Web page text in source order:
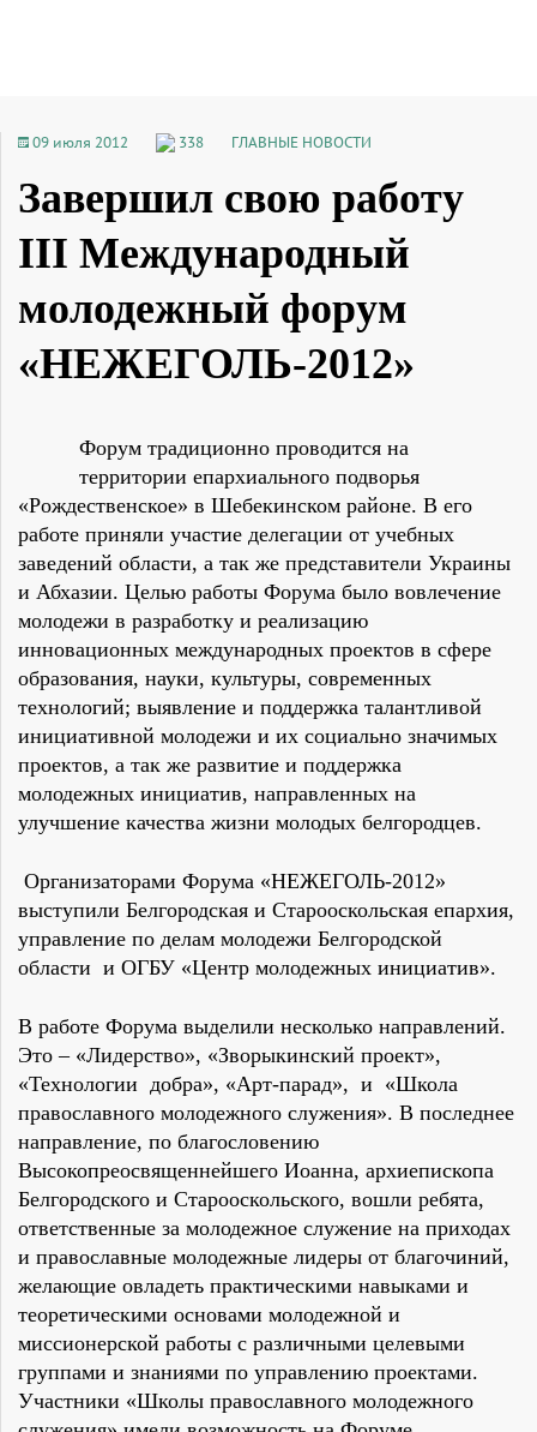
09 июля 2012 338 ГЛАВНЫЕ НОВОСТИ
Завершил свою работу
III Международный
молодежный форум
«НЕЖЕГОЛЬ-2012»
Форум традиционно проводится на
территории епархиального подворья
«Рождественское» в Шебекинском районе. В его
работе приняли участие делегации от учебных
заведений области, а так же представители Украины
и Абхазии. Целью работы Форума было вовлечение
молодежи в разработку и реализацию
инновационных международных проектов в сфере
образования, науки, культуры, современных
технологий; выявление и поддержка талантливой
инициативной молодежи и их социально значимых
проектов, а так же развитие и поддержка
молодежных инициатив, направленных на
улучшение качества жизни молодых белгородцев.
Организаторами Форума «НЕЖЕГОЛЬ-2012»
выступили Белгородская и Старооскольская епархия,
управление по делам молодежи Белгородской
области и ОГБУ «Центр молодежных инициатив».
В работе Форума выделили несколько направлений.
Это – «Лидерство», «Зворыкинский проект»,
«Технологии добра», «Арт-парад», и «Школа
православного молодежного служения». В последнее
направление, по благословению
Высокопреосвященнейшего Иоанна, архиепископа
Белгородского и Старооскольского, вошли ребята,
ответственные за молодежное служение на приходах
и православные молодежные лидеры от благочиний,
желающие овладеть практическими навыками и
теоретическими основами молодежной и
миссионерской работы с различными целевыми
группами и знаниями по управлению проектами.
Участники «Школы православного молодежного